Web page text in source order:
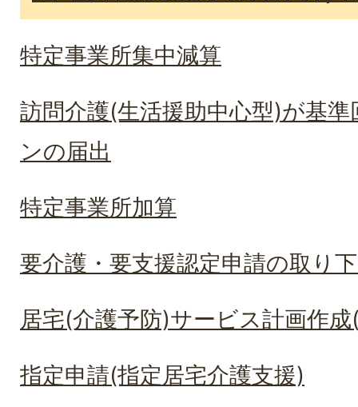
特定事業所集中減算
訪問介護(生活援助中心型)が基
ンの届出
特定事業所加算
要介護・要支援認定申請の取り
居宅(介護予防)サービス計画作
指定申請(指定居宅介護支援)